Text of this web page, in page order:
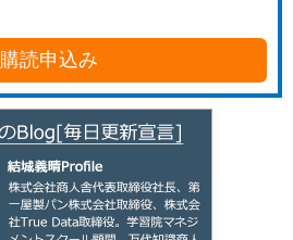
購読申込み